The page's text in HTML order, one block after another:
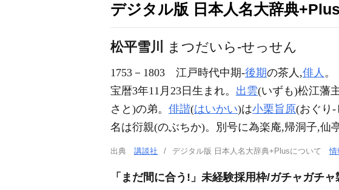
デジタル版 日本人名大辞典+Plus
松平雪川 まつだいら-せっせん
1753－1803 江戸時代中期-後期の茶人,俳人 。
宝暦3年11月23日生まれ。 出雲(いずも)松江藩
さと)の弟。 俳諧(はいかい)は小栗旨原(おぐり-
名は衍親(のぶちか)。別号に為楽庵,帰洞子,仙
出典 講談社 デジタル版 日本人名大辞典+Plusについて情
「まだ間に合う!」未経験採用枠/ガチャガチ